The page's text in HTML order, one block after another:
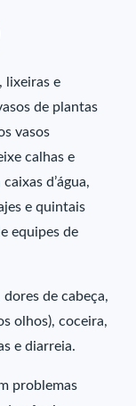
lixeiras e
de plantas
vasos
calhas e
d’água,
e quintais
equipes de
de cabeça,
olhos), coceira,
e diarreia.
problemas